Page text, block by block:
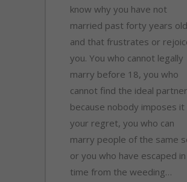
know why you have not
married past forty years
and that frustrates or
you. You who cannot legally
marry before 18, you who
cannot find the ideal partner
because nobody imposes
your regret, you who can
marry people of the same
or you who have escaped in
time from the weeding…